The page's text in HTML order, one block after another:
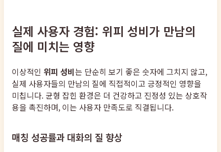
실제 사용자 경험: 위피 성비가 만남의
질에 미치는 영향
이상적인 위피 성비는 단순히 보기 좋은 숫자에 그치지 않고,
실제 사용자들의 만남의 질에 직접적이고 긍정적인 영향을
미칩니다. 균형 잡힌 환경은 더 건강하고 진정성 있는 상호작
용을 촉진하며, 이는 사용자 만족도로 직결됩니다.
매칭 성공률과 대화의 질 향상